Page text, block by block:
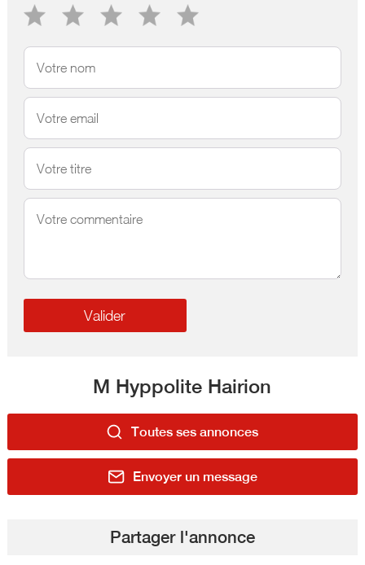
M Hyppolite Hairion
Toutes ses annonces
Envoyer un message
Partager l'annonce